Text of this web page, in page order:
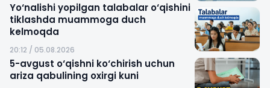
Yo‘nalishi yopilgan talabalar o‘qishini
tiklashda muammoga duch
kelmoqda
20:12 / 05.08.2026
5-avgust o‘qishni ko‘chirish uchun
ariza qabulining oxirgi kuni